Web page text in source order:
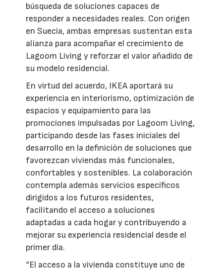
búsqueda de soluciones capaces de
responder a necesidades reales. Con origen
en Suecia, ambas empresas sustentan esta
alianza para acompañar el crecimiento de
Lagoom Living y reforzar el valor añadido de
su modelo residencial.
En virtud del acuerdo, IKEA aportará su
experiencia en interiorismo, optimización de
espacios y equipamiento para las
promociones impulsadas por Lagoom Living,
participando desde las fases iniciales del
desarrollo en la definición de soluciones que
favorezcan viviendas más funcionales,
confortables y sostenibles. La colaboración
contempla además servicios específicos
dirigidos a los futuros residentes,
facilitando el acceso a soluciones
adaptadas a cada hogar y contribuyendo a
mejorar su experiencia residencial desde el
primer día.
“El acceso a la vivienda constituye uno de